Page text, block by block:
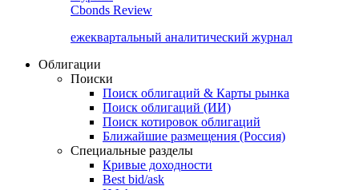
Cbonds Review
ежеквартальный аналитический журнал
Облигации
Поиски
Поиск облигаций & Карты рынка
Поиск облигаций (ИИ)
Поиск котировок облигаций